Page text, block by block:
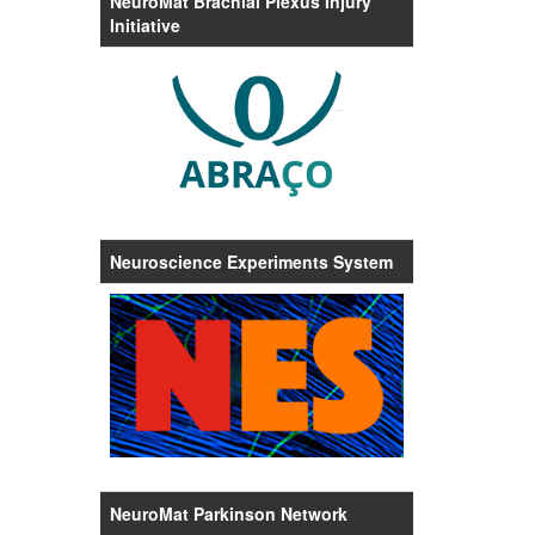
Initiative
Neuroscience Experiments System
NeuroMat Parkinson Network